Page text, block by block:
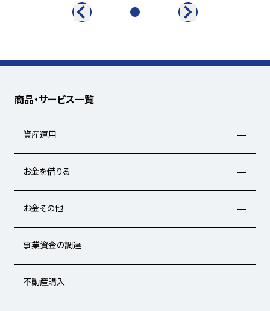
商品・サービス一覧
資産運用
お金を借りる
お金その他
事業資金の調達
不動産購入